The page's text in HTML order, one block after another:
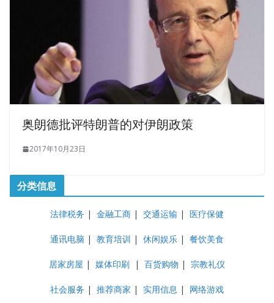
奥朗德批评特朗普的对伊朗政策
2017年10月23日
分类信息
法律税务 | 金融工商 | 交通运输 | 医疗保健
通讯电脑 | 教育培训 | 休闲娱乐 | 餐饮美食
居家房屋 | 媒体印刷 | 百货购物 | 宗教礼仪
社会服务 | 推荐商家 | 实用信息 | 网络游戏